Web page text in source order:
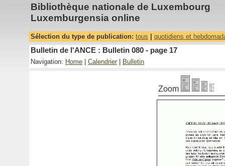
Bibliothèque nationale de Luxembourg
Luxemburgensia online
Sélection du type de publication: tous quotidiens et
Bulletin de l'ANCE : Bulletin 080 - page 17
Navigation: Home Calendrier Bulletin
Zoom